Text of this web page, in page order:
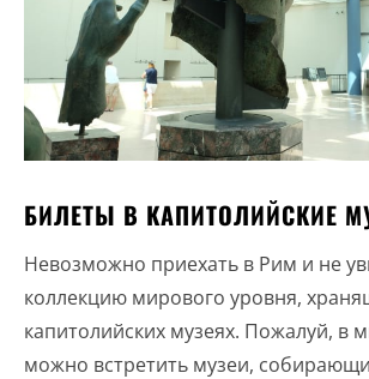
БИЛЕТЫ В КАПИТОЛИЙСКИЕ
Невозможно приехать в Рим и не
коллекцию мирового уровня,
капитолийских музеях. Пожалуй, в
можно встретить музеи,